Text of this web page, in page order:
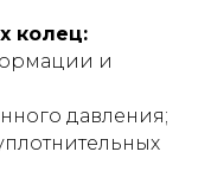
колец:
и
давления;